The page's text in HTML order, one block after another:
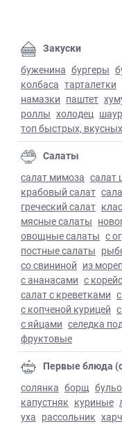
с жимолостью -
Закуски
буженина бургеры
колбаса тарталетки
намазки паштет
роллы холодец
топ быстрых,
Салаты
салат мимоза салат
крабовый салат
греческий салат
мясные салаты
овощные салаты с
постные салаты
со свининой из
с ананасами с
салат с креветками
с копченой курицей
с яйцами селедка
фруктовые
Первые блюда
солянка борщ
капустняк куриные
уха рассольник